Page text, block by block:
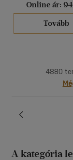
Online ár:
Tovább
4880
A kategória